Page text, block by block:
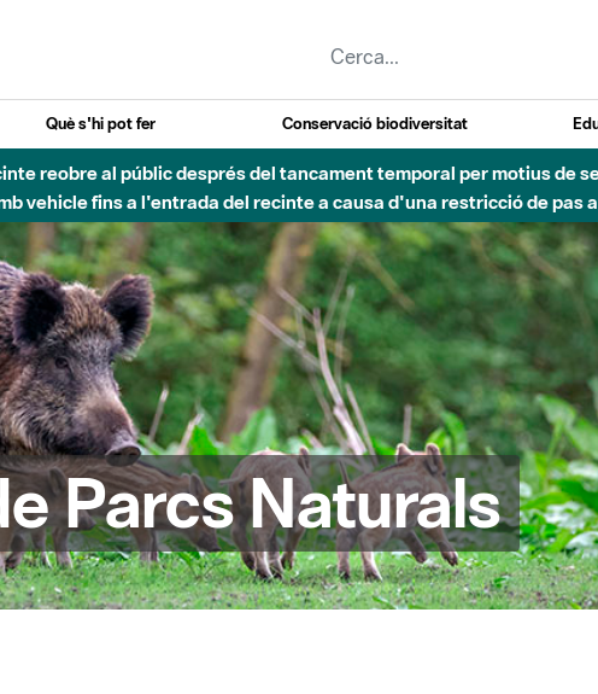
Què s'hi pot fer Conservació biodiversitat
reobre al públic després del tancament temporal per motius de
vehicle fins a l'entrada del recinte a causa d'una restricció de pas
Parcs Naturals